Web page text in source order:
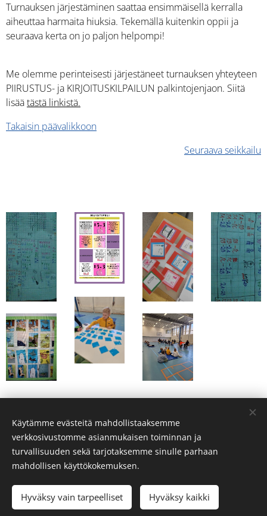
Turnauksen järjestäminen saattaa ensimmäisellä kerralla
aiheuttaa harmaita hiuksia. Tekemällä kuitenkin oppii ja
seuraava kerta on jo paljon helpompi!
Me olemme perinteisesti järjestäneet turnauksen yhteyteen
PIIRUSTUS- ja KIRJOITUSKILPAILUN palkintojenjaon. Siitä
lisäätästä linkistä.
Takaisin päävalikkoon
Seuraava seikkailu
PaTu on toteutettu ELY-keskuksen valtionavustuksen turvin
Vantaa 2023-2024
LuotuWebnodella Evästeet
Luo kotisivut ilmaiseksi! Aloita
Käytämme evästeitä mahdollistaaksemme
verkkosivustomme asianmukaisen toiminnan ja
turvallisuuden sekä tarjotaksemme sinulle parhaan
mahdollisen käyttökokemuksen.
Hyväksy vain tarpeelliset Hyväksy kaikki